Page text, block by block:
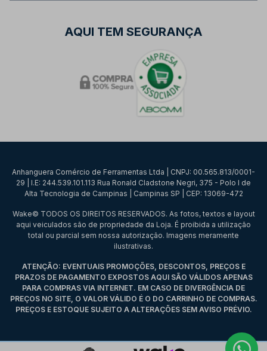
AQUI TEM SEGURANÇA
Anhanguera Comércio de Ferramentas Ltda | CNPJ: 00.565.813/0001-
29 | I.E: 244.539.101.113 Rua Ronald Cladstone Negri, 375 - Polo I de
Alta Tecnologia de Campinas | Campinas SP | CEP: 13069-472
Wake© TODOS OS DIREITOS RESERVADOS. As fotos, textos e layout
aqui veiculados são de propriedade da Loja. É proibida a utilização
total ou parcial sem nossa autorização. Imagens meramente
ilustrativas.
ATENÇÃO: EVENTUAIS PROMOÇÕES, DESCONTOS, PREÇOS E
PRAZOS DE PAGAMENTO EXPOSTOS AQUI SÃO VÁLIDOS APENAS
PARA COMPRAS VIA INTERNET. EM CASO DE DIVERGÊNCIA DE
PREÇOS NO SITE, O VALOR VÁLIDO É O DO CARRINHO DE COMPRAS.
PREÇOS E ESTOQUE SUJEITO A ALTERAÇÕES SEM AVISO PRÉVIO.